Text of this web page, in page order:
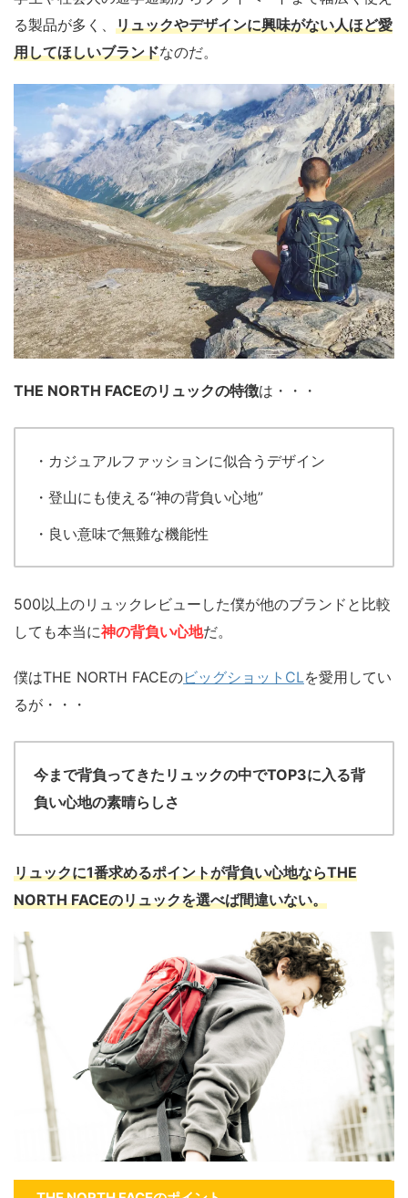
る製品が多く、 リュックやデザインに興味がない人ほど愛
用してほしいブランドなのだ。
THE NORTH FACEのリュックの特徴は・・・
・カジュアルファッションに似合うデザイン
・登山にも使える“神の背負い心地”
・良い意味で無難な機能性
500以上のリュックレビューした僕が他のブランドと比較
しても本当に神の背負い心地だ。
僕はTHE NORTH FACEのビッグショットCLを愛用してい
るが・・・
今まで背負ってきたリュックの中でTOP3に入る背
負い心地の素晴らしさ
リュックに1番求めるポイントが背負い心地ならTHE
NORTH FACEのリュックを選べば間違いない。